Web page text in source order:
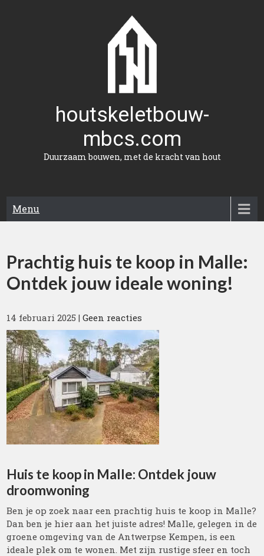
houtskeletbouw-
mbcs.com
Duurzaam bouwen, met de kracht van hout
Menu
Prachtig huis te koop in Malle:
Ontdek jouw ideale woning!
14 februari 2025 |Geen reacties
Huis te koop in Malle: Ontdek jouw
droomwoning
Ben je op zoek naar een prachtig huis te koop in Malle?
Dan ben je hier aan het juiste adres! Malle, gelegen in de
groene omgeving van de Antwerpse Kempen, is een
ideale plek om te wonen. Met zijn rustige sfeer en toch